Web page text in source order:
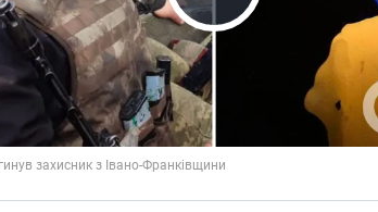
Play Video